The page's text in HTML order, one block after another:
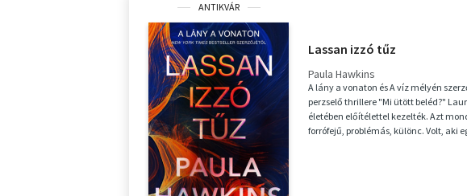
ANTIKVÁR
Lassan izzó tűz
Paula Hawkins
A lány a vonaton és A víz mélyén
perzselő thrillere "Mi ütött beléd?"
életében előítélettel kezelték. Azt
forrófejű, problémás, különc. Volt, aki